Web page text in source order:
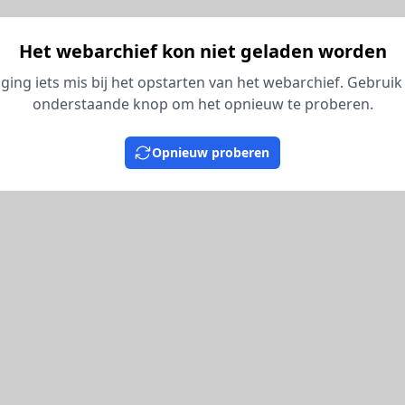
Het webarchief kon niet geladen worden
iets mis bij het opstarten van het webarchief. Gebruik
onderstaande knop om het opnieuw te proberen.
Opnieuw proberen